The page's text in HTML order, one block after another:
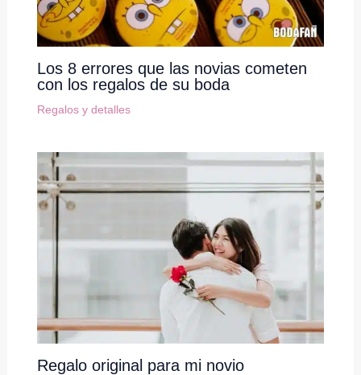
Los 8 errores que las novias cometen
con los regalos de su boda
Regalos y detalles
Regalo original para mi novio